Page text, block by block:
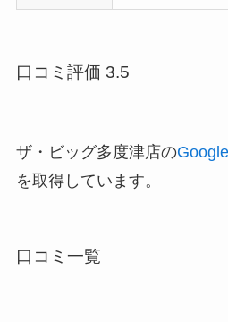
口コミ評価 3.5
ザ・ビッグ多度津店の
を取得しています。
口コミ一覧